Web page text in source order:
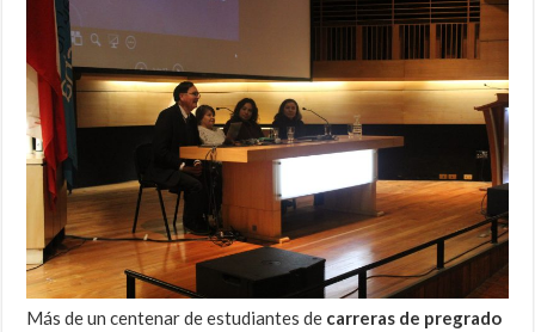
Más de un centenar de estudiantes de carreras de pregrado